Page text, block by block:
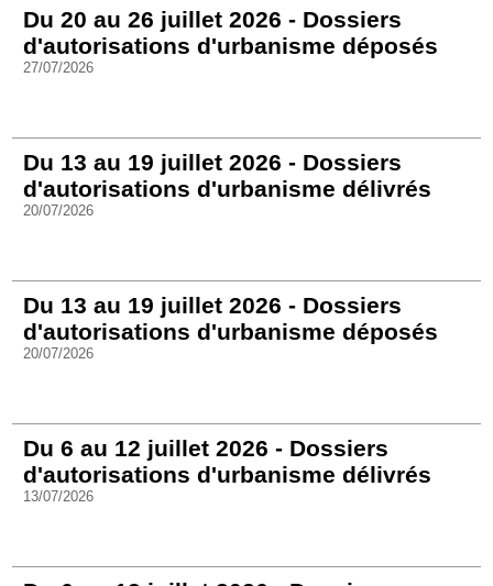
Du 20 au 26 juillet 2026 - Dossiers
d'autorisations d'urbanisme déposés
27/07/2026
Du 13 au 19 juillet 2026 - Dossiers
d'autorisations d'urbanisme délivrés
20/07/2026
Du 13 au 19 juillet 2026 - Dossiers
d'autorisations d'urbanisme déposés
20/07/2026
Du 6 au 12 juillet 2026 - Dossiers
d'autorisations d'urbanisme délivrés
13/07/2026